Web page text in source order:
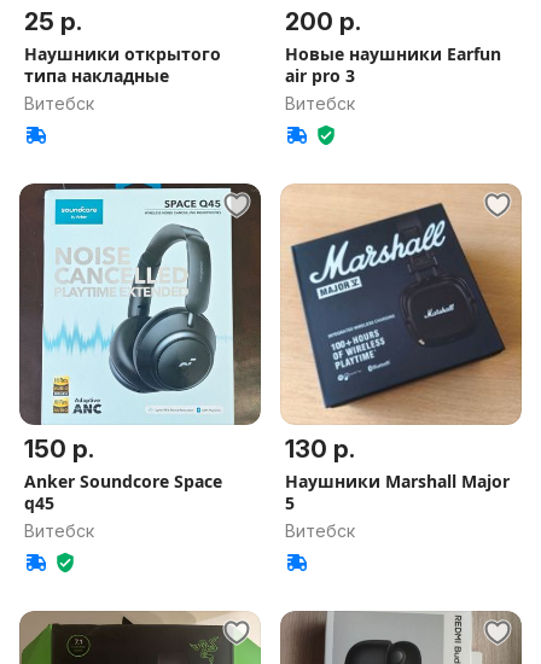
25 р.
Наушники открытого
типа накладные
Витебск
200 р.
Новые наушники Earfun
air pro 3
Витебск
150 р.
Anker Soundcore Space
q45
Витебск
130 р.
Наушники Marshall Major
5
Витебск